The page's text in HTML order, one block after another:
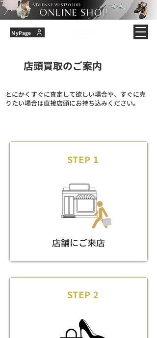
MyPage
店頭買取のご案内
とにかくすぐに査定して欲しい場合や、すぐに売
りたい場合は直接店頭にお持ち込みください。
STEP 1
店舗にご来店
STEP 2